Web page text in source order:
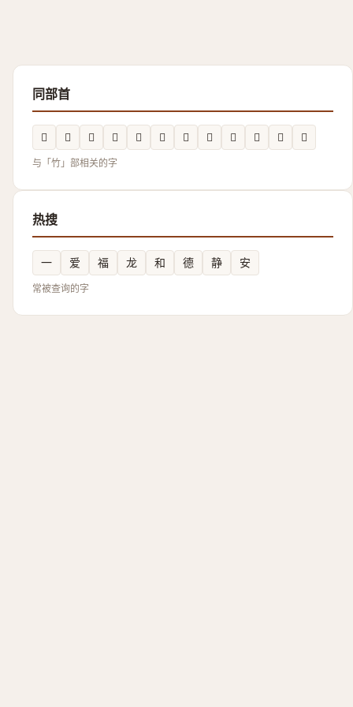
同部首
𲶆 𥱠 𬕇 𮆲 𮵭 𥫼 𥰯 𥬟 𥳤 𬕱 𮅲 𲶟
与「竹」部相关的字
热搜
一 爱 福 龙 和 德 静 安
常被查询的字